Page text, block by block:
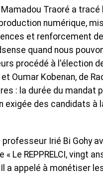
Traoré a
numérique,
et renforcement
quand nous
procédé à l'élection
Oumar Kobenan, de
: la durée du mandat
exigée des candidats à
professeur Irié Bi Gohy
« Le REPPRELCI, vingt
a appelé à monétiser